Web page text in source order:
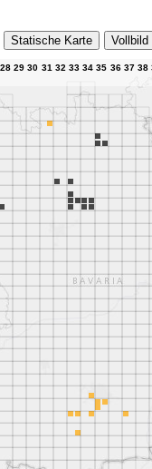
Statische Karte Vollbild